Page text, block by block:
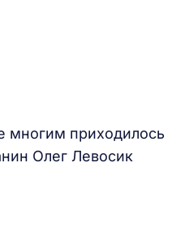
многим приходилось
Олег Левосик